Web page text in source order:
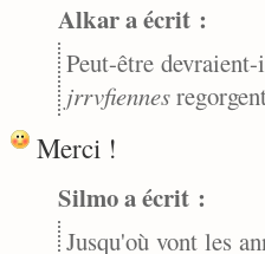
Alkar a écrit :
Peut-être
jrrvfiennes
Merci !
Silmo a écrit :
Jusqu'où vont les